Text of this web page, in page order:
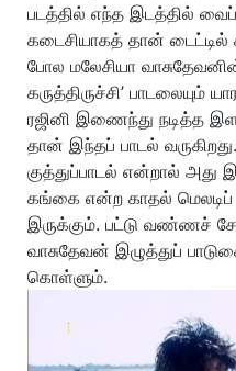
படத்தில் எந்த இடத்தில்
கடைசியாகத் தான்
போல மலேசியா
கருத்திருச்சி’ பாடலையும்
ரஜினி இணைந்து நடித்த
தான் இந்தப் பாடல்
குத்துப்பாடல் என்றால் அது
கங்கை என்ற காதல்
இருக்கும். பட்டு வண்ணச்
வாசுதேவன் இழுத்துப்
கொள்ளும்.